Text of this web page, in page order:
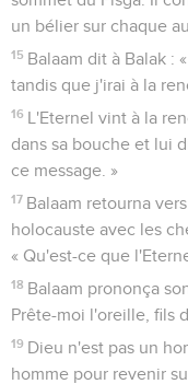
un bélier sur chaque
15 Balaam dit à Balak :
tandis que j'irai à la
16 L'Eternel vint à la
dans sa bouche et lui
ce message. »
17 Balaam retourna
holocauste avec les
« Qu'est-ce que
18 Balaam prononça
Prête-moi l'oreille, fils
19 Dieu n'est pas un
homme pour revenir